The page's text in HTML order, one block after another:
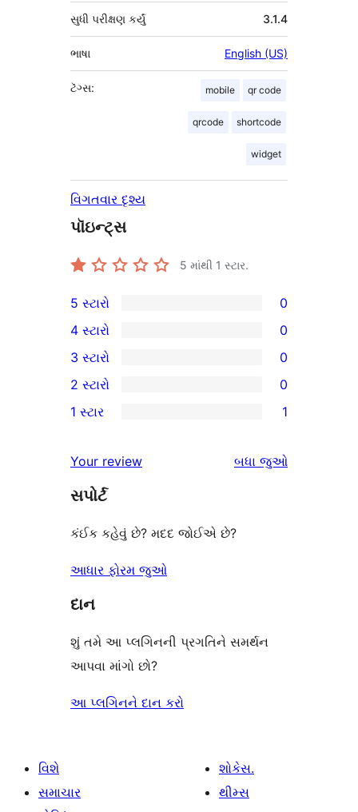
3.1.4
સુધી પરીક્ષણ કર્યું
ભાષા English (US)
ટૅગ્સ: mobile qr code
qrcode shortcode
widget
વિગતવાર દૃશ્ય
પૉઇન્ટ્સ
5 માંથી 1 સ્ટાર.
0
5-
સ્ટાર
સમીક્ષાઓ
5 સ્ટારો 0
4-
સ્ટાર
સમીક્ષાઓ
4 સ્ટારો 0
0
3-
સ્ટાર
3 સ્ટારો 0
2-
સમીક્ષાઓ
2 સ્ટારો 0
સ્ટાર
સમીક્ષા
1 સ્ટાર 1
Your review બધા સમીક્ષાઓ
જુઓ
સપોર્ટ
કંઈક કહેવું છે? મદદ જોઈએ છે?
આધાર ફોરમ જુઓ
દાન
શું તમે આ પ્લગિનની પ્રગતિને સમર્થન
આપવા માંગો છો?
આ પ્લગિનને દાન કરો
વિશે
સમાચાર
શોકેસ.
થીમ્સ